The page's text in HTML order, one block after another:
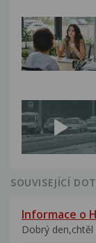
SOUVISEJÍCÍ
Informace o
Dobrý